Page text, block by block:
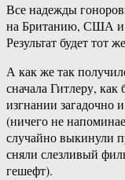
Все надежды
на Британию, США и
Результат будет тот
А как же так
сначала Гитлеру,
изгнании загадочно
(ничего не
случайно выкинули
сняли слезливый
гешефт).